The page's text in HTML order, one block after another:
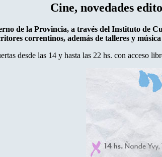
Cine, novedades
de la Provincia, a través del Instituto de
correntinos, además de talleres y
desde las 14 y hasta las 22 hs. con acceso